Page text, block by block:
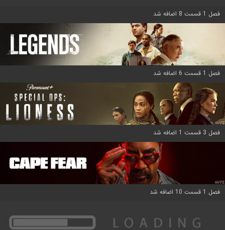
فصل 1 قسمت 8 اضافه شد
فصل 1 قسمت 6 اضافه شد
فصل 3 قسمت 1 اضافه شد
فصل 1 قسمت 10 اضافه شد